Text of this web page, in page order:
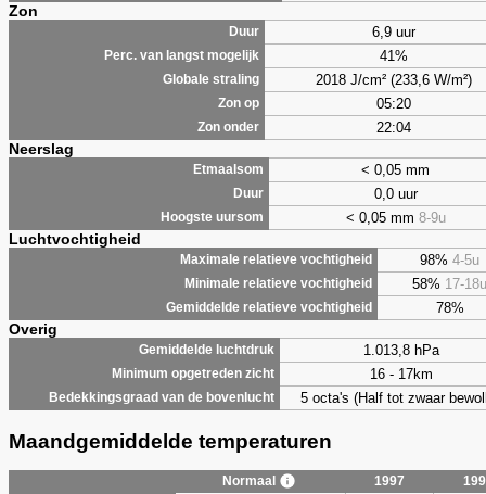
Zon
Duur 6,9 uur
Perc. van langst mogelijk 41%
Globale straling 2018 J/cm² (233,6 W/m²)
Zon op 05:20
Zon onder 22:04
Neerslag
Etmaalsom < 0,05 mm
Duur 0,0 uur
Hoogste uursom < 0,05 mm 8-9u
Luchtvochtigheid
Maximale relatieve vochtigheid 98% 4-5u
Minimale relatieve vochtigheid 58% 17-18u
Gemiddelde relatieve vochtigheid 78%
Overig
Gemiddelde luchtdruk 1.013,8 hPa
Minimum opgetreden zicht 16 - 17km
Bedekkingsgraad van de bovenlucht 5 octa's (Half tot zwaar
Maandgemiddelde temperaturen
Normaal 1997